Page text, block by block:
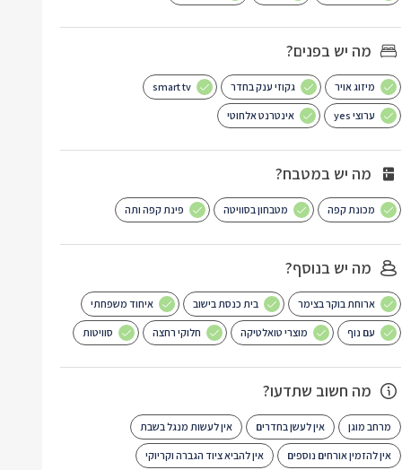
מה יש בפנים?
מיזוג אויר גקוזי ענק בחדר smart tv
ערוצי yes אינטרנט אלחוטי
מה יש במטבח?
מכונת קפה מטבחון בסוויטה פינת קפה ותה
מה יש בנוסף?
ארוחת בוקר בצימר בית כנסת בישוב איחוד משפחתי
עם נוף מוצרי טואלטיקה חלוקי רחצה סוויטות
מה חשוב שתדעו?
מרחב מוגן אין לעשן בחדרים אין לעשות מנגל בשבת
אין להזמין אורחים נוספים אין להביא ציוד הגברה וקריוקי